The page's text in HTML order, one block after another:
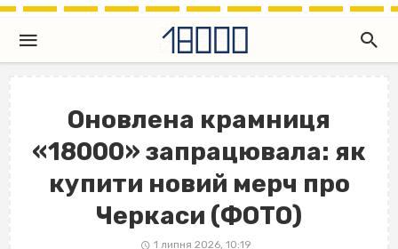
Оновлена крамниця
«18000» запрацювала: як
купити новий мерч про
Черкаси (ФОТО)
1 липня 2026, 10:19